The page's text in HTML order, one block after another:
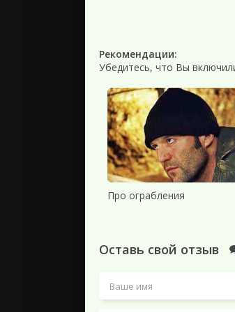
Рекомендации:
Убедитесь, что Вы
Про ограбления
Оставь свой отзыв